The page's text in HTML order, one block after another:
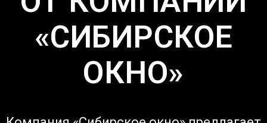
«СИБИРСКОЕ
ОКНО»